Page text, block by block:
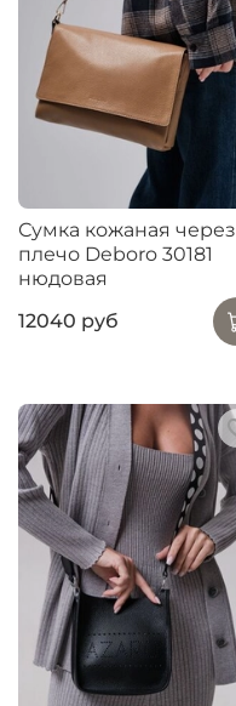
Сумка кожаная через
плечо Deboro 30181
нюдовая
12040 руб